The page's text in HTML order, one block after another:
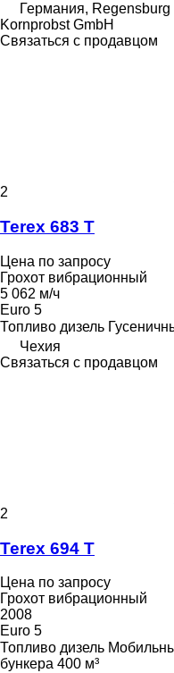
Германия, Regensburg
Kornprobst GmbH
Связаться с продавцом
2
Terex 683 T
Цена по запросу
Грохот вибрационный
5 062 м/ч
Euro 5
Топливо дизель
Чехия
Связаться с продавцом
2
Terex 694 T
Цена по запросу
Грохот вибрационный
2008
Euro 5
Топливо дизель
бункера 400 м³